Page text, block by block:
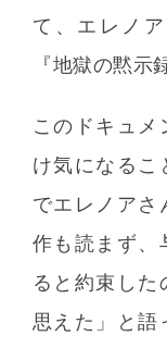
て、エレノ
『地獄の黙示
このドキュメ
け気になるこ
でエレノアさ
作も読まず、
ると約束した
思えた」と語